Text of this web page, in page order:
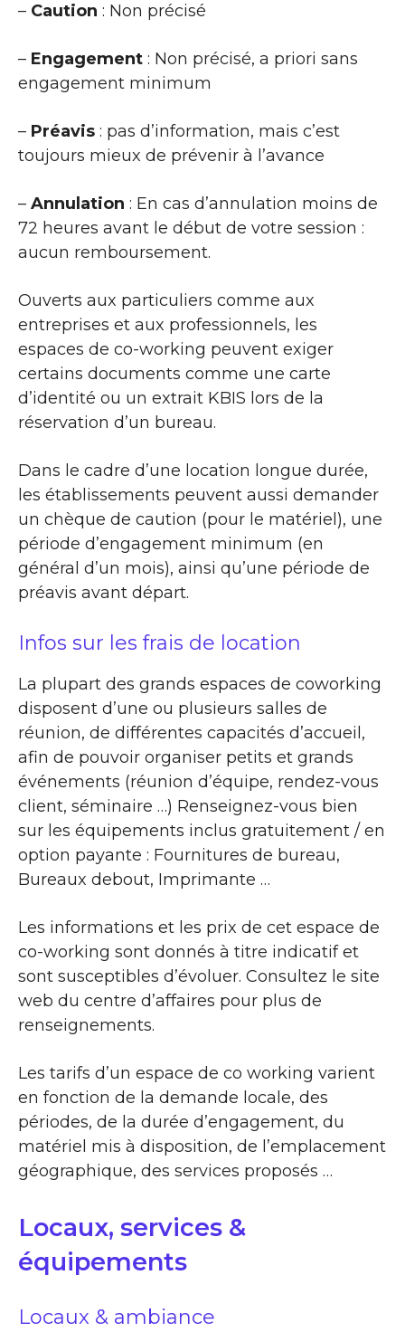
– Caution : Non précisé
– Engagement : Non précisé, a priori sans
engagement minimum
– Préavis : pas d’information, mais c’est
toujours mieux de prévenir à l’avance
– Annulation : En cas d’annulation moins de
72 heures avant le début de votre session :
aucun remboursement.
Ouverts aux particuliers comme aux
entreprises et aux professionnels, les
espaces de co-working peuvent exiger
certains documents comme une carte
d’identité ou un extrait KBIS lors de la
réservation d’un bureau.
Dans le cadre d’une location longue durée,
les établissements peuvent aussi demander
un chèque de caution (pour le matériel), une
période d’engagement minimum (en
général d’un mois), ainsi qu’une période de
préavis avant départ.
Infos sur les frais de location
La plupart des grands espaces de coworking
disposent d’une ou plusieurs salles de
réunion, de différentes capacités d’accueil,
afin de pouvoir organiser petits et grands
événements (réunion d’équipe, rendez-vous
client, séminaire …) Renseignez-vous bien
sur les équipements inclus gratuitement / en
option payante : Fournitures de bureau,
Bureaux debout, Imprimante …
Les informations et les prix de cet espace de
co-working sont donnés à titre indicatif et
sont susceptibles d’évoluer. Consultez le site
web du centre d’affaires pour plus de
renseignements.
Les tarifs d’un espace de co working varient
en fonction de la demande locale, des
périodes, de la durée d’engagement, du
matériel mis à disposition, de l’emplacement
géographique, des services proposés …
Locaux, services &
équipements
Locaux & ambiance